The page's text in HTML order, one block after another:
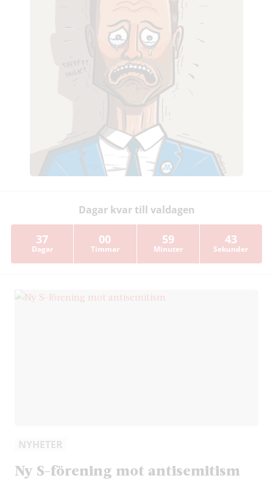
Dagar kvar till valdagen
37
Dagar
00
Timmar
59
Minuter
43
Sekunder
NYHETER
Ny S-förening mot antisemitism